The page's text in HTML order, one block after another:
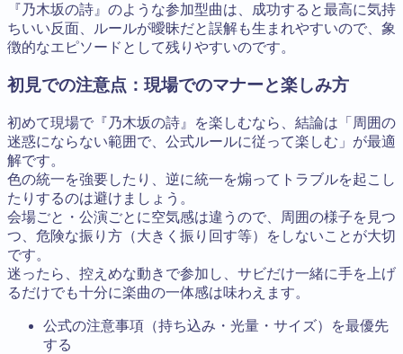
『乃木坂の詩』のような参加型曲は、成功すると最高に気持
ちいい反面、ルールが曖昧だと誤解も生まれやすいので、象
徴的なエピソードとして残りやすいのです。
初見での注意点：現場でのマナーと楽しみ方
初めて現場で『乃木坂の詩』を楽しむなら、結論は「周囲の
迷惑にならない範囲で、公式ルールに従って楽しむ」が最適
解です。
色の統一を強要したり、逆に統一を煽ってトラブルを起こし
たりするのは避けましょう。
会場ごと・公演ごとに空気感は違うので、周囲の様子を見つ
つ、危険な振り方（大きく振り回す等）をしないことが大切
です。
迷ったら、控えめな動きで参加し、サビだけ一緒に手を上げ
るだけでも十分に楽曲の一体感は味わえます。
公式の注意事項（持ち込み・光量・サイズ）を最優先
する